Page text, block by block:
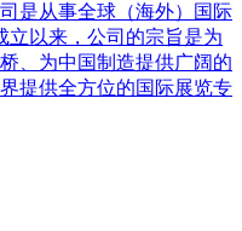
是从事全球（海外）国际
立以来，公司的宗旨是为
、为中国制造提供广阔的
提供全方位的国际展览专